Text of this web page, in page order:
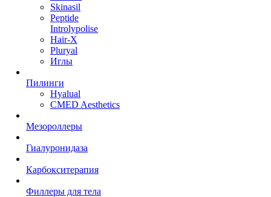
Skinasil
Peptide
Introlypolise
Hair-X
Pluryal
Иглы
Пилинги
Hyalual
CMED Aesthetics
Мезороллеры
Гиалуронидаза
Карбокситерапия
Филлеры для тела